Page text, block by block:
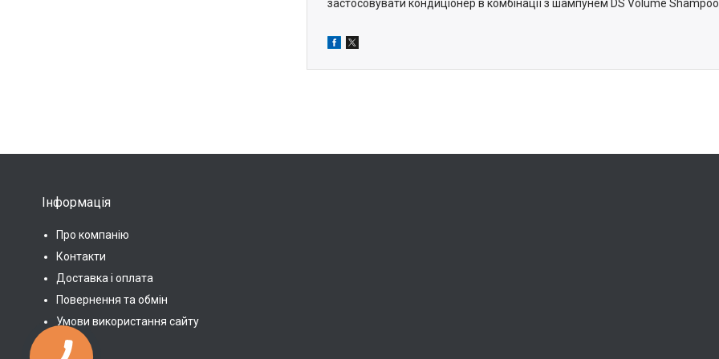
застосовувати кондиціонер в комбінації з шампунем DS Volume
Інформація
Про компанію
Контакти
Доставка і оплата
Повернення та обмін
Умови використання сайту